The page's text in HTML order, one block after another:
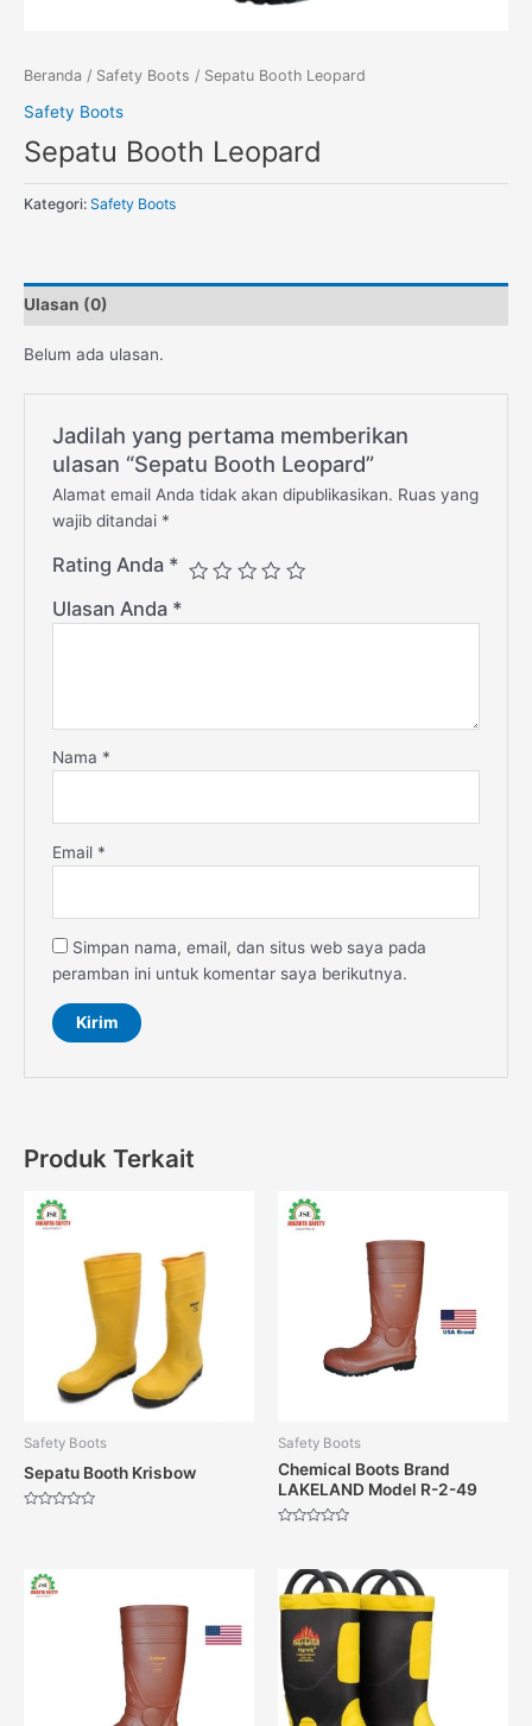
Beranda / Safety Boots / Sepatu Booth Leopard
Safety Boots
Sepatu Booth Leopard
Kategori: Safety Boots
Ulasan (0)
Belum ada ulasan.
Jadilah yang pertama memberikan
ulasan “Sepatu Booth Leopard”
Alamat email Anda tidak akan dipublikasikan. Ruas yang
wajib ditandai *
Rating Anda *
Ulasan Anda *
Nama *
Email *
Simpan nama, email, dan situs web saya pada
peramban ini untuk komentar saya berikutnya.
Produk Terkait
Safety Boots
Sepatu Booth Krisbow
Safety Boots
Chemical Boots Brand
LAKELAND Model R-2-49